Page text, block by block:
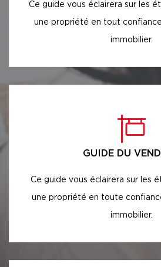
Ce guide vous éclairera sur les
une propriété en tout
immobilier.
GUIDE DU
Ce guide vous éclairera sur les
une propriété en toute
immobilier.